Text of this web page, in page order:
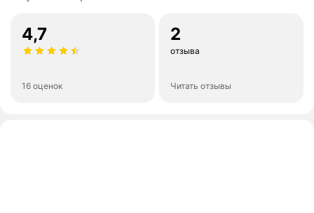
4,7
16 оценок
2
отзыва
Читать отзывы